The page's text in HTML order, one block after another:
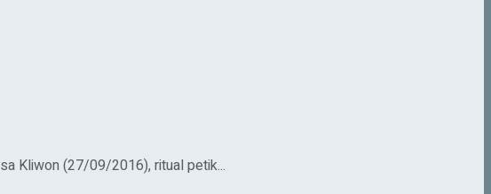
Kliwon (27/09/2016), ritual petik...